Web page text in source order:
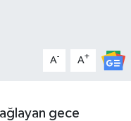
A- A+
gece